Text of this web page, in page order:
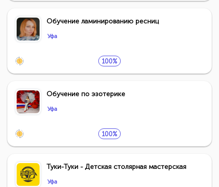
Обучение ламинированию ресниц
Уфа
100%
Обучение по эзотерике
Уфа
100%
Туки-Туки - Детская столярная мастерская
Уфа